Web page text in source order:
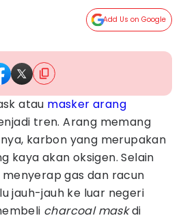
Add Us on Google
atau masker arang
tren. Arang memang
karbon yang merupakan
kaya akan oksigen. Selain
gas dan racun
jauh-jauh ke luar negeri
charcoal maskdi